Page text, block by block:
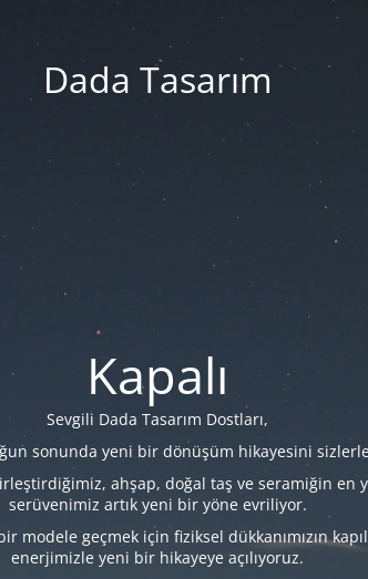
Dada Tasarım
Kapalı
Sevgili Dada Tasarım Dostları,
sonunda yeni bir dönüşüm hikayesini
ahşap, doğal taş ve seramiğin en
serüvenimiz artık yeni bir yöne evriliyor.
geçmek için fiziksel dükkanımızın
enerjimizle yeni bir hikayeye açılıyoruz.